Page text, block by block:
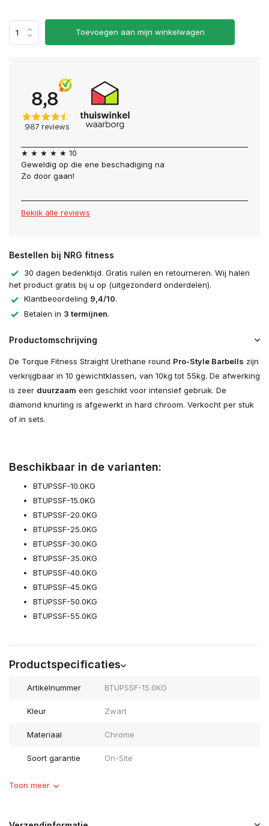
Toevoegen aan mijn winkelwagen
★ ★ ★ ★ ★ 10
Geweldig op die ene beschadiging na
Zo door gaan!
Bekijk alle reviews
Bestellen bij NRG fitness
30 dagen bedenktijd. Gratis ruilen en retourneren. Wij halen
het product gratis bij u op (uitgezonderd onderdelen).
Klantbeoordeling 9,4/10.
Betalen in 3 termijnen.
Productomschrijving
De Torque Fitness Straight Urethane round Pro-Style Barbells zijn
verkrijgbaar in 10 gewichtklassen, van 10kg tot 55kg. De afwerking
is zeer duurzaam een geschikt voor intensief gebruik. De
diamond knurling is afgewerkt in hard chroom. Verkocht per stuk
of in sets.
Beschikbaar in de varianten:
BTUPSSF-10.0KG
BTUPSSF-15.0KG
BTUPSSF-20.0KG
BTUPSSF-25.0KG
BTUPSSF-30.0KG
BTUPSSF-35.0KG
BTUPSSF-40.0KG
BTUPSSF-45.0KG
BTUPSSF-50.0KG
BTUPSSF-55.0KG
Productspecificaties
Artikelnummer BTUPSSF-15.0KG
Kleur Zwart
Materiaal Chrome
Soort garantie On-Site
Toon meer